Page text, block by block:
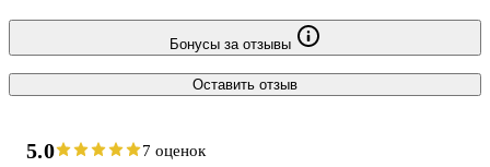
Бонусы за отзывы
Оставить отзыв
5.0 7 оценок